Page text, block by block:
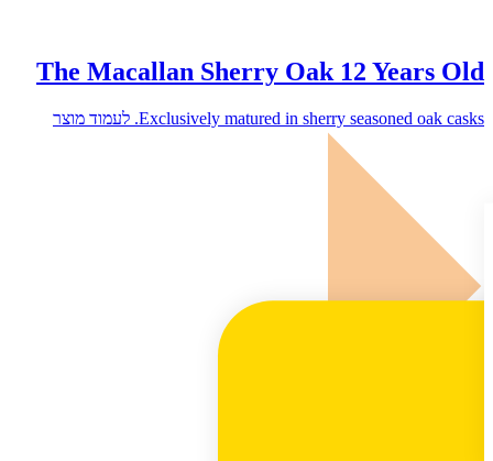
The Macallan Sherry Oak 12 Years Old
Exclusively matured in sherry seasoned oak casks. לעמוד מוצר